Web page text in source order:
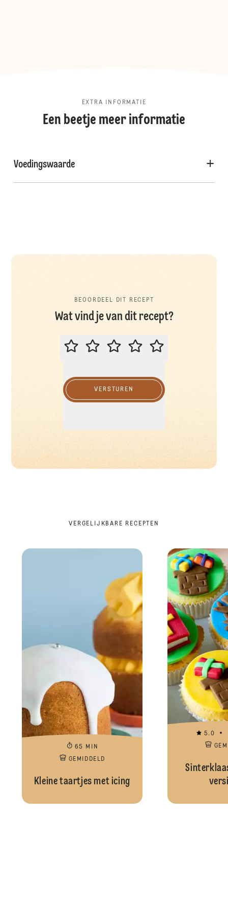
EXTRA INFORMATIE
Een beetje meer informatie
Voedingswaarde
BEOORDEEL DIT RECEPT
Wat vind je van dit recept?
BEOORDEEL DIT RECEPT
VERSTUREN
VERGELIJKBARE RECEPTEN
65 MIN
GEMIDDELD
Kleine taartjes met icing
5.0